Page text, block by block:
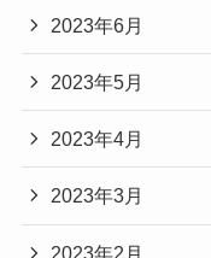
2023年6月
2023年5月
2023年4月
2023年3月
2023年2月